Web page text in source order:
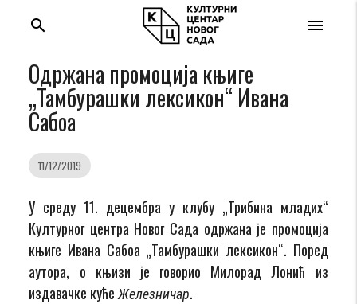
menu
search
Одржана промоција књиге
„Тамбурашки лексикон“ Ивана
Сабоа
11/12/2019
У среду 11. децембра у клубу „Трибина младих“
Културног центра Новог Сада одржана је промоција
књиге Ивана Сабоа „Тамбурашки лексикон“. Поред
аутора, о књизи је говорио Милорад Лонић из
издавачке кућеЖелезничар.